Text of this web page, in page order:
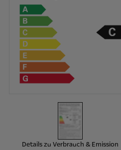
Details zu Verbrauch & Emission